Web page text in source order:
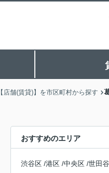
【店舗(賃貸)】を市区町村から探す
おすすめのエリア
渋谷区 /港区 /中央区 /世田